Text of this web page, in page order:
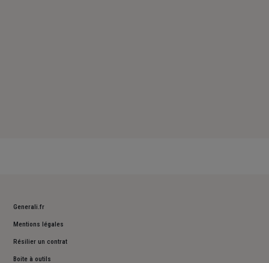
Generali.fr
Mentions légales
Résilier un contrat
Boite à outils